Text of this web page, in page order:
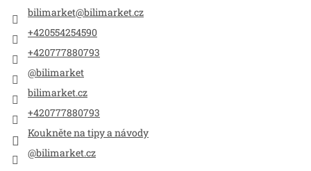
bilimarket@bilimarket.cz
+420554254590
+420777880793
@bilimarket
bilimarket.cz
+420777880793
Koukněte na tipy a návody
@bilimarket.cz